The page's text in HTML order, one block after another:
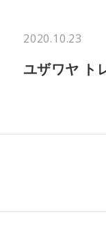
2020.10.23
ユザワヤ ト